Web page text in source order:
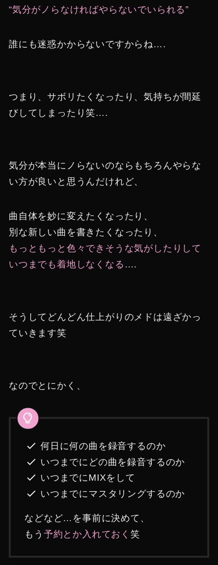
“気分がノらなければやらないでいられる”
誰にも迷惑かからないですからね….
つまり、サボリたくなったり、気持ちが間延
びしてしまったり笑….
気分が本当にノらないのならもちろんやらな
い方が良いと思うんだけれど、
曲自体を妙に変えたくなったり、
別な新しい曲を書きたくなったり、
もっともっと色々できそうな気がしたりして
いつまでも着地しなくなる ….
そうしてどんどん仕上がりのメドは遠ざかっ
ていきます笑
なのでとにかく、
何日に何の曲を録音するのか
いつまでにどの曲を録音するのか
いつまでにMIXをして
いつまでにマスタリングするのか
などなど…を事前に決めて、
もう 予約とか入れておく笑